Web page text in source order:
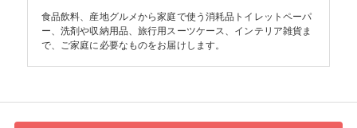
食品飲料、産地グルメから家庭で使う消耗品トイレットペーパ
ー、洗剤や収納用品、旅行用スーツケース、インテリア雑貨ま
で、ご家庭に必要なものをお届けします。